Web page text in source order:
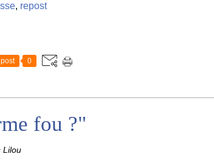
, repost
0
fou ?"
Lilou